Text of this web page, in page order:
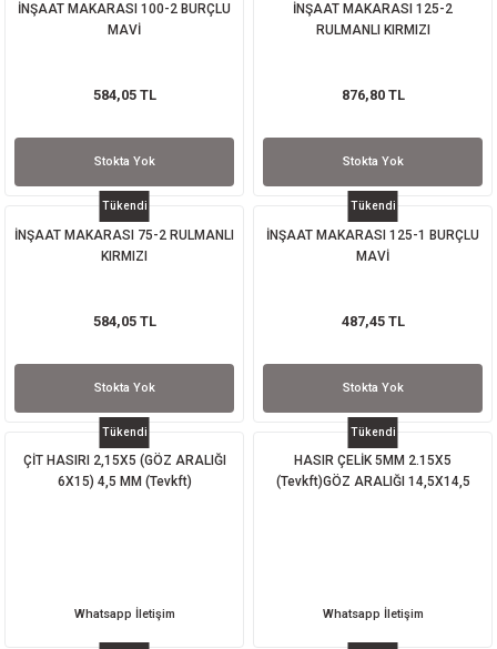
İNŞAAT MAKARASI 100-2 BURÇLU
MAVİ
584,05 TL
Stokta Yok
İNŞAAT MAKARASI 125-2
RULMANLI KIRMIZI
876,80 TL
Stokta Yok
Tükendi
İNŞAAT MAKARASI 75-2 RULMANLI
KIRMIZI
584,05 TL
Stokta Yok
Tükendi
İNŞAAT MAKARASI 125-1 BURÇLU
MAVİ
487,45 TL
Stokta Yok
Tükendi
ÇİT HASIRI 2,15X5 (GÖZ ARALIĞI
6X15) 4,5 MM (Tevkft)
Whatsapp İletişim
Tükendi
HASIR ÇELİK 5MM 2.15X5
(Tevkft)GÖZ ARALIĞI 14,5X14,5
Whatsapp İletişim